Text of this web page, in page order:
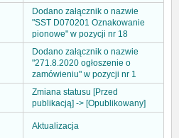
Dodano załącznik o nazwie
"SST D070201 Oznakowanie
pionowe" w pozycji nr 18
Dodano załącznik o nazwie
"271.8.2020 ogłoszenie o
zamówieniu" w pozycji nr 1
Zmiana statusu [Przed
publikacją] -> [Opublikowany]
Aktualizacja